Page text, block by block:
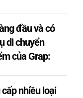
đầu và có
di chuyển
của Grap:
nhiều loại